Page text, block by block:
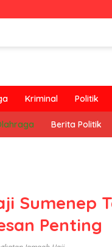
RT
Kriminal Politik
Berita Politik
Sumenep
Penting